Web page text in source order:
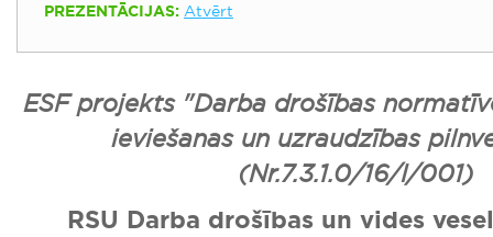
PREZENTĀCIJAS: Atvērt
ESF projekts "Darba drošības
ieviešanas un uzraudzības
(Nr.7.3.1.0/16/I/001)
RSU Darba drošības un vides